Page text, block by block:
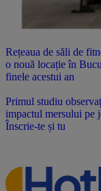
Rețeaua de săli de
o nouă locație în
finele acestui an
Primul studiu
impactul mersului pe
Înscrie-te și tu